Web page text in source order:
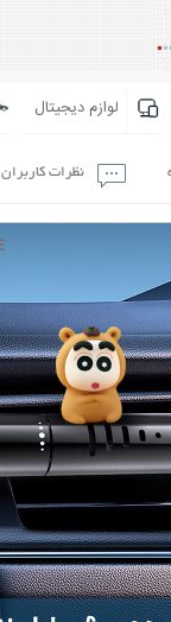
لوازم دیجیتال
نظرات کاربران